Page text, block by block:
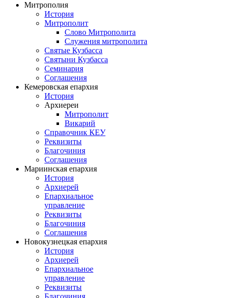
Митрополия
История
Митрополит
Слово Митрополита
Служения митрополита
Святые Кузбасса
Святыни Кузбасса
Семинария
Соглашения
Кемеровская епархия
История
Архиереи
Митрополит
Викарий
Справочник КЕУ
Реквизиты
Благочиния
Соглашения
Мариинская епархия
История
Архиерей
Епархиальное
управление
Реквизиты
Благочиния
Соглашения
Новокузнецкая епархия
История
Архиерей
Епархиальное
управление
Реквизиты